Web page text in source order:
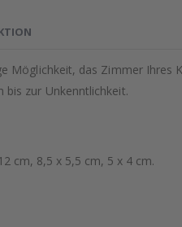
Möglichkeit, das Zimmer Ihres
bis zur Unkenntlichkeit.
cm, 8,5 x 5,5 cm, 5 x 4 cm.